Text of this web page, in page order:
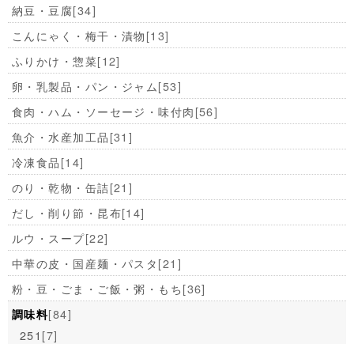
納豆・豆腐[34]
こんにゃく・梅干・漬物[13]
ふりかけ・惣菜[12]
卵・乳製品・パン・ジャム[53]
食肉・ハム・ソーセージ・味付肉[56]
魚介・水産加工品[31]
冷凍食品[14]
のり・乾物・缶詰[21]
だし・削り節・昆布[14]
ルウ・スープ[22]
中華の皮・国産麺・パスタ[21]
粉・豆・ごま・ご飯・粥・もち[36]
調味料[84]
251 [7]